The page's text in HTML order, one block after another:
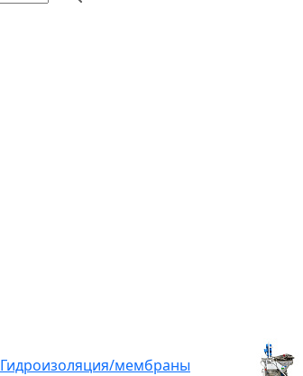
Гидроизоляция/мембраны